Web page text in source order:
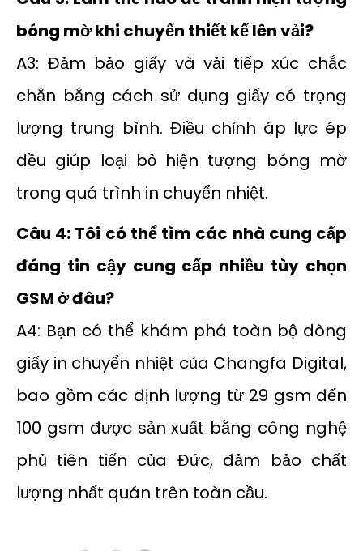
bóng mờ khi chuyển thiết kế lên vải?
A3: Đảm bảo giấy và vải tiếp xúc chắc
chắn bằng cách sử dụng giấy có trọng
lượng trung bình. Điều chỉnh áp lực ép
đều giúp loại bỏ hiện tượng bóng mờ
trong quá trình in chuyển nhiệt.
Câu 4: Tôi có thể tìm các nhà cung cấp
đáng tin cậy cung cấp nhiều tùy chọn
GSM ở đâu?
A4: Bạn có thể khám phá toàn bộ dòng
giấy in chuyển nhiệt của Changfa Digital,
bao gồm các định lượng từ 29 gsm đến
100 gsm được sản xuất bằng công nghệ
phủ tiên tiến của Đức, đảm bảo chất
lượng nhất quán trên toàn cầu.